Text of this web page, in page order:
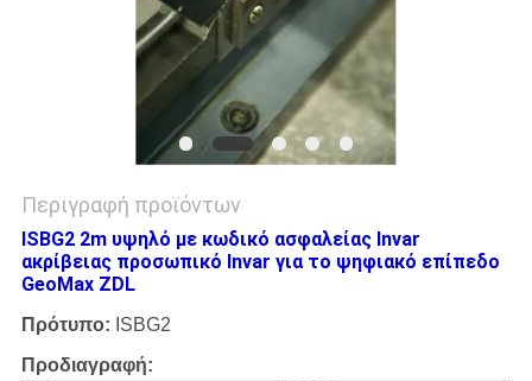
Περιγραφή προϊόντων
ISBG2 2m υψηλό με κωδικό ασφαλείας Invar
ακρίβειας προσωπικό Invar για το ψηφιακό επίπεδο
GeoMax ZDL
Πρότυπο: ISBG2
Προδιαγραφή: